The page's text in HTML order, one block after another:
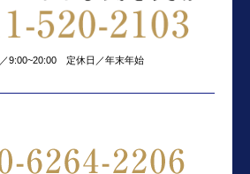
9:00~20:00 定休日／年末年始